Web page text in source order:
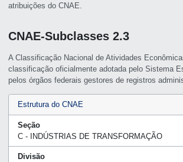
atribuições do CNAE.
CNAE-Subclasses 2.3
A Classificação Nacional de Atividades
classificação oficialmente adotada pelo Sistema
pelos órgãos federais gestores de registros
Estrutura do CNAE
Seção
C - INDÚSTRIAS DE TRANSFORMAÇÃO
Divisão